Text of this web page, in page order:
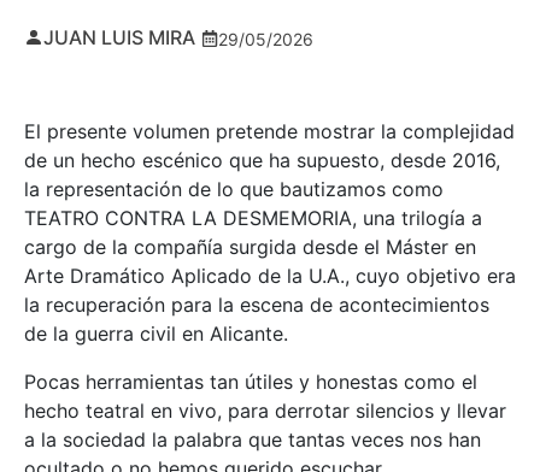
JUAN LUIS MIRA 29/05/2026
El presente volumen pretende mostrar la complejidad
de un hecho escénico que ha supuesto, desde 2016,
la representación de lo que bautizamos como
TEATRO CONTRA LA DESMEMORIA, una trilogía a
cargo de la compañía surgida desde el Máster en
Arte Dramático Aplicado de la U.A., cuyo objetivo era
la recuperación para la escena de acontecimientos
de la guerra civil en Alicante.
Pocas herramientas tan útiles y honestas como el
hecho teatral en vivo, para derrotar silencios y llevar
a la sociedad la palabra que tantas veces nos han